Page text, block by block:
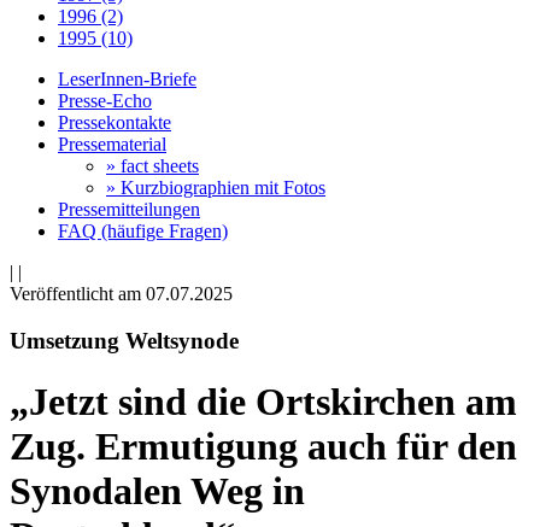
1996 (2)
1995 (10)
LeserInnen-Briefe
Presse-Echo
Pressekontakte
Pressematerial
» fact sheets
» Kurzbiographien mit Fotos
Pressemitteilungen
FAQ (häufige Fragen)
| |
Veröffentlicht am 07­.07.2025
Umsetzung Weltsynode
„Jetzt sind die Ortskirchen am
Zug. Ermutigung auch für den
Synodalen Weg in